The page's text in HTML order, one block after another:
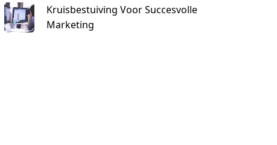
Kruisbestuiving Voor Succesvolle
Marketing